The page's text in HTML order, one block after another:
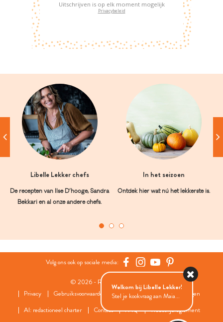
Uitschrijven is op elk moment mogelijk
Privacybeleid
Libelle Lekker chefs
De recepten van Ilse D’hooge, Sandra
Bekkari en al onze andere chefs.
In het seizoen
Ontdek hier wat nú het lekkerste is.
Volg ons ook op sociale media:
© 2026 - Roularta Media Group
Privacy
Gebruiksvoorwaarden Cookies
Cookies instellingen
AI: redactioneel charter
Contact FAQ Wedstrijdreglement
Welkom bij Libelle Lekker!
Stel je kookvraag aan Maia...